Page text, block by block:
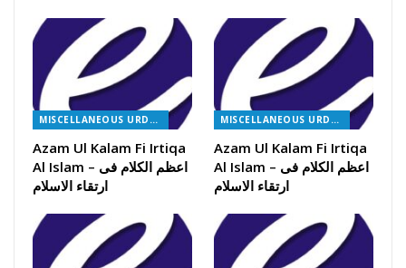
MISCELLANEOUS URDU BOOKS
Azam Ul Kalam Fi Irtiqa
Al Islam – اعظم الکلام فی
ارتقاء الاسلام
MISCELLANEOUS URDU BOOKS
Azam Ul Kalam Fi Irtiqa
Al Islam – اعظم الکلام فی
ارتقاء الاسلام